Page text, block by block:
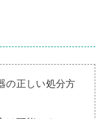
の正しい処分方